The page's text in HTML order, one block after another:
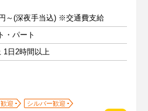
～(深夜手当込) ※交通費支給
・パート
1日2時間以上
迎
シルバー歓迎